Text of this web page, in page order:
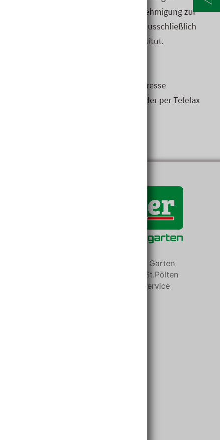
Normen­texte und eine allfällige Genehmigung zur
aus­schließlich
beim Öster­reichischen Normungs­institut.
die Normen unter der Adresse
oder per Telefax
Der Baumarkt Baustoff und Garten
Partner in Niederösterreich St.Pölten
mit bester Beratung und Service